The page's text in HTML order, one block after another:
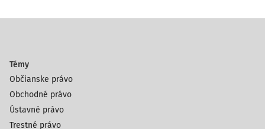
Témy
Občianske právo
Obchodné právo
Ústavné právo
Trestné právo